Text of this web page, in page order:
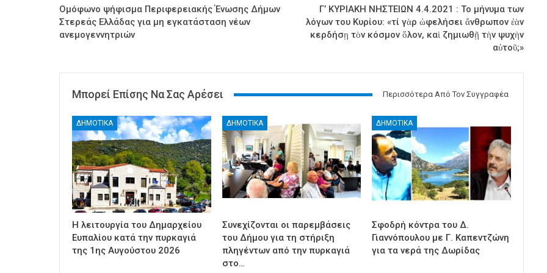
Ομόφωνο ψήφισμα Περιφερειακής Ένωσης Δήμων
Στερεάς Ελλάδας για μη εγκατάσταση νέων
ανεμογεννητριών
Γ’ ΚΥΡΙΑΚΗ ΝΗΣΤΕΙΩΝ 4.4.2021 : Το μήνυμα των
λόγων του Κυρίου: «τί γὰρ ὠφελήσει ἄνθρωπον ἐὰν
κερδήσῃ τὸν κόσμον ὅλον, καὶ ζημιωθῇ τὴν ψυχὴν
αὐτοῦ;»
Μπορεί Επίσης Να Σας Αρέσει Περισσότερα Από Τον Συγγραφέα
ΔΗΜΟΤΙΚΑ
Η λειτουργία του Δημαρχείου
Ευπαλίου κατά την πυρκαγιά
της 1ης Αυγούστου 2026
ΔΗΜΟΤΙΚΑ
Συνεχίζονται οι παρεμβάσεις
του Δήμου για τη στήριξη
πληγέντων από την πυρκαγιά
στο…
ΔΗΜΟΤΙΚΑ
Σφοδρή κόντρα του Δ.
Γιαννόπουλου με Γ. Καπεντζώνη
για τα νερά της Δωρίδας